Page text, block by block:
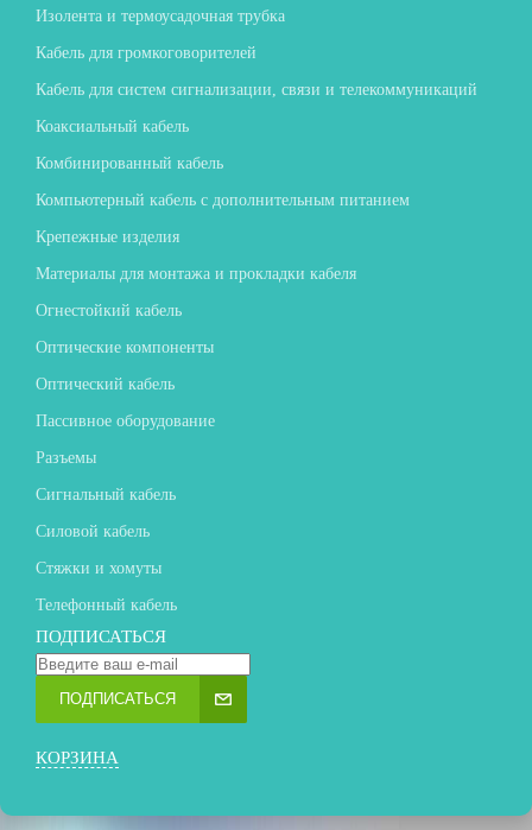
Изолента и термоусадочная трубка
Кабель для громкоговорителей
Кабель для систем сигнализации, связи и телекоммуникаций
Коаксиальный кабель
Комбинированный кабель
Компьютерный кабель с дополнительным питанием
Крепежные изделия
Материалы для монтажа и прокладки кабеля
Огнестойкий кабель
Оптические компоненты
Оптический кабель
Пассивное оборудование
Разъемы
Сигнальный кабель
Силовой кабель
Стяжки и хомуты
Телефонный кабель
ПОДПИСАТЬСЯ
ПОДПИСАТЬСЯ
КОРЗИНА